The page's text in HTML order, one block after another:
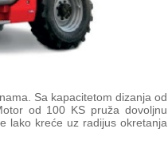
Sa kapacitetom dizanja od
od 100 KS pruža dovoljnu
lako kreće uz radijus okretanja